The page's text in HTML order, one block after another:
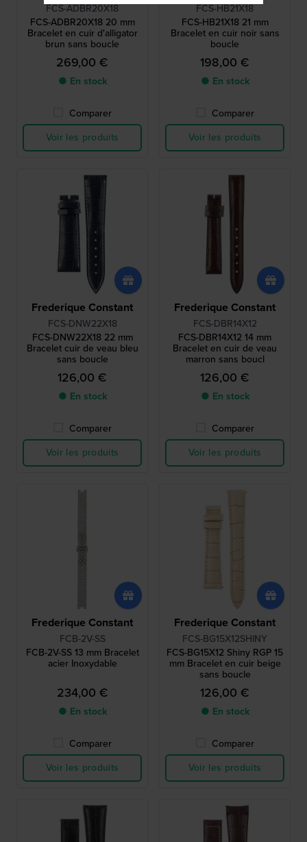
FCS-ADBR20X18
FCS-ADBR20X18 20 mm
Bracelet en cuir d'alligator
brun sans boucle
269,00 €
● En stock
Comparer
Voir les produits
FCS-HB21X18
FCS-HB21X18 21 mm
Bracelet en cuir noir sans
boucle
198,00 €
● En stock
Comparer
Voir les produits
Frederique Constant
FCS-DNW22X18
FCS-DNW22X18 22 mm
Bracelet cuir de veau bleu
sans boucle
126,00 €
● En stock
Comparer
Voir les produits
Frederique Constant
FCS-DBR14X12
FCS-DBR14X12 14 mm
Bracelet en cuir de veau
marron sans boucl
126,00 €
● En stock
Comparer
Voir les produits
Frederique Constant
FCB-2V-SS
FCB-2V-SS 13 mm Bracelet
acier Inoxydable
234,00 €
● En stock
Comparer
Voir les produits
Frederique Constant
FCS-BG15X12SHINY
FCS-BG15X12 Shiny RGP 15
mm Bracelet en cuir beige
sans boucle
126,00 €
● En stock
Comparer
Voir les produits